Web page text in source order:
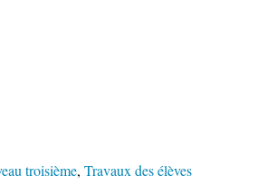
troisième, Travaux des élèves